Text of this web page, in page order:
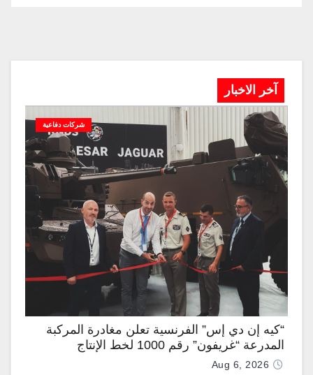
آخر الاخبار
شركات دفاعية
“كيه إن دي إس” الفرنسية تعلن مغادرة المركبة
المدرعة “غريفون” رقم 1000 لخط الإنتاج
Aug 6, 2026